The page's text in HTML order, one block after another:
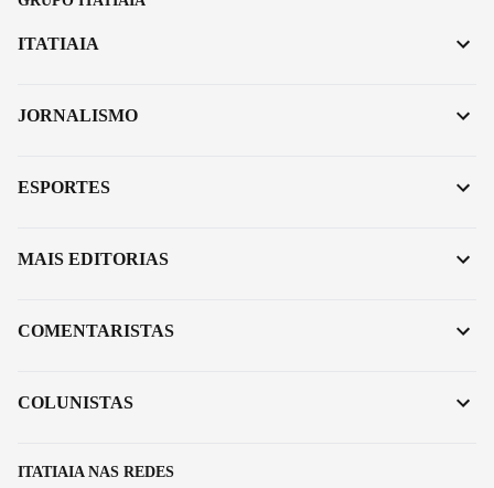
ITATIAIA NAS REDES
ITATIAIA
JORNALISMO
ESPORTES
MAIS EDITORIAS
COMENTARISTAS
COLUNISTAS